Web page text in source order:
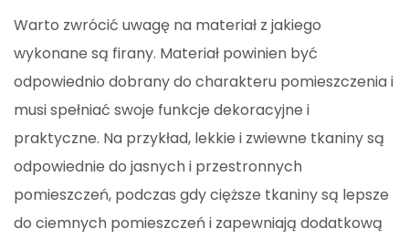
Warto zwrócić uwagę na materiał z jakiego
wykonane są firany. Materiał powinien być
odpowiednio dobrany do charakteru pomieszczenia i
musi spełniać swoje funkcje dekoracyjne i
praktyczne. Na przykład, lekkie i zwiewne tkaniny są
odpowiednie do jasnych i przestronnych
pomieszczeń, podczas gdy cięższe tkaniny są lepsze
do ciemnych pomieszczeń i zapewniają dodatkową